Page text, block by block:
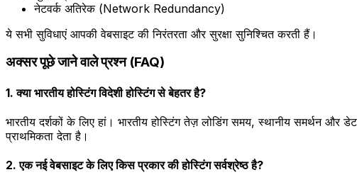
नेटवर्क अतिरेक (Network Redundancy)
ये सभी सुविधाएं आपकी वेबसाइट की निरंतरता और सुरक्षा सुनिश्चित करती हैं।
अक्सर पूछे जाने वाले प्रश्न (FAQ)
1. क्या भारतीय होस्टिंग विदेशी होस्टिंग से बेहतर है?
भारतीय दर्शकों के लिए हां। भारतीय होस्टिंग तेज़ लोडिंग समय, स्थानीय समर्थन और
प्राथमिकता देता है।
2. एक नई वेबसाइट के लिए किस प्रकार की होस्टिंग सर्वश्रेष्ठ है?